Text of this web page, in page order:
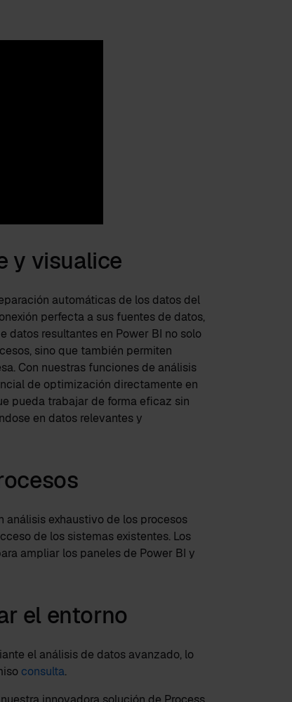
y visualice
automáticas de los datos del
perfecta a sus fuentes de datos,
datos resultantes en Power BI no solo
sino que también permiten
Con nuestras funciones de análisis
de optimización directamente en
pueda trabajar de forma eficaz sin
en datos relevantes y
análisis exhaustivo de los procesos
de los sistemas existentes. Los
ampliar los paneles de Power BI y
el entorno
el análisis de datos avanzado, lo
consulta.